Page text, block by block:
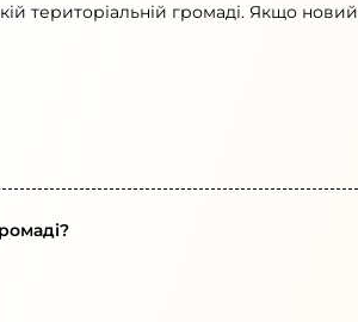
територіальній громаді. Якщо новий